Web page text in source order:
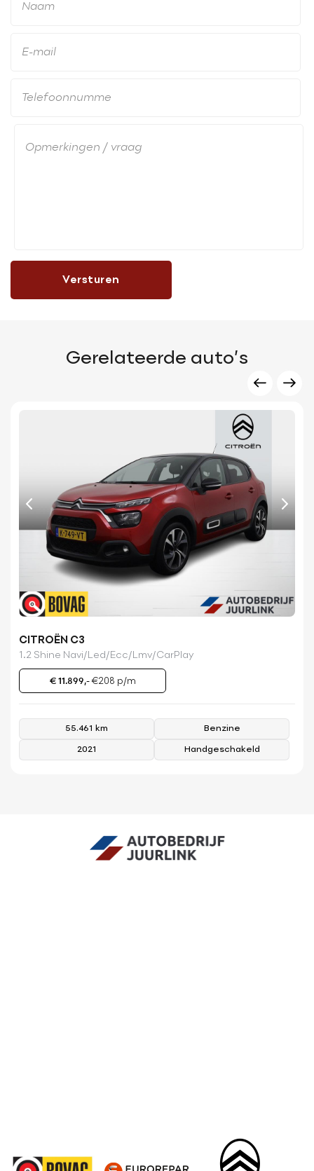
Versturen
Gerelateerde auto’s
CITROËN C3
1.2 Shine Navi/Led/Ecc/Lmv/CarPlay
€ 11.899,-€208 p/m
55.461 km Benzine
2021 Handgeschakeld